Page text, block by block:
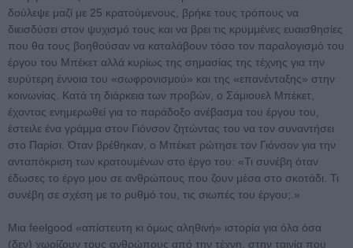
δούλεψε μαζί με 25 κρατούμενους, βρήκε τους τρόπους να
διεισδύσει στον ψυχισμό τους και να βρει τις κρυμμένες ευαισθησίες
που θα τους βοηθούσαν να καταλάβουν τόσο τον παραλογισμό του
έργου του Μπέκετ αλλά κυρίως της σημασίας της τέχνης για την
ευρύτερη έννοια του «σωφρονισμού» και της «επανένταξης» στην
κοινωνίας. Κατά τη διάρκεια των προβών, ο Σάμιουελ Μπέκετ,
έχοντας ενημερωθεί για το παράδοξο ανέβασμα του έργου του,
έστειλε ένα γράμμα στον Γιόνσον ζητώντας του να τον συναντήσει
στο Παρίσι. Όταν βρέθηκαν, ο Μπέκετ ρώτησε τον Γιόνσον για την
ανταπόκριση των κρατουμένων στο έργο του: «Τι συνέβη όταν
έδωσες το έργο μου σε ανθρώπους που ζουν μέσα στο σκοτάδι. Τι
συνέβη σε σχέση με το ρυθμό του, τις σιωπές του έργου;.»
Μια feelgood «απίστευτη κι όμως αληθινή» ιστορία για όλα όσα
(δεν) χωρίζουν τους ανθρώπους από την τέχνη, στην ταινία που